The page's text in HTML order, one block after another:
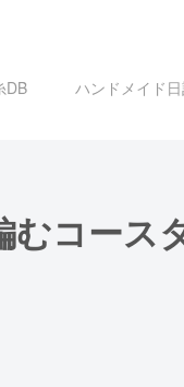
DB ハンドメイド
むコース